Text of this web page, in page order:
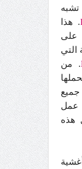
. هذا
على
. من
عمل
هذه